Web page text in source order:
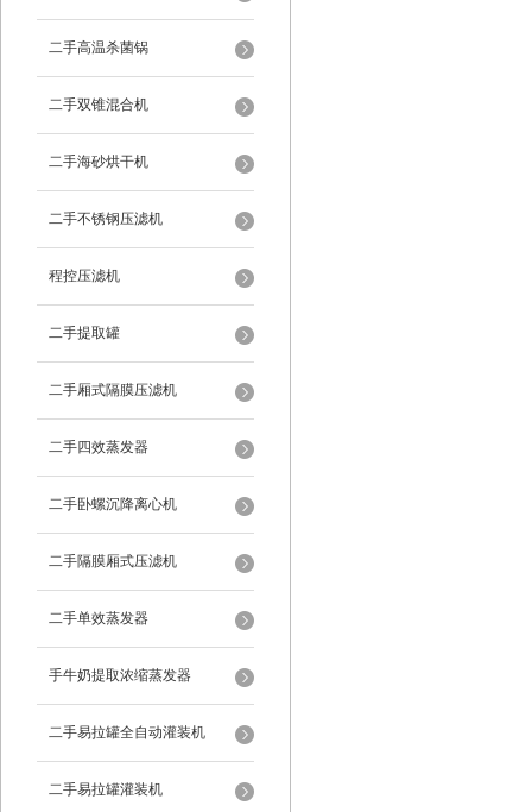
二手高温杀菌锅
二手双锥混合机
二手海砂烘干机
二手不锈钢压滤机
程控压滤机
二手提取罐
二手厢式隔膜压滤机
二手四效蒸发器
二手卧螺沉降离心机
二手隔膜厢式压滤机
二手单效蒸发器
手牛奶提取浓缩蒸发器
二手易拉罐全自动灌装机
二手易拉罐灌装机